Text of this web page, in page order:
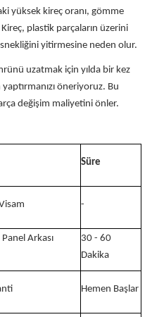
yüksek kireç oranı, gömme
plastik parçaların üzerini
yitirmesine neden olur.
uzatmak için yılda bir kez
öneriyoruz. Bu
değişim maliyetini önler.
Süre
-
Arkası
30 - 60
Dakika
Hemen Başlar